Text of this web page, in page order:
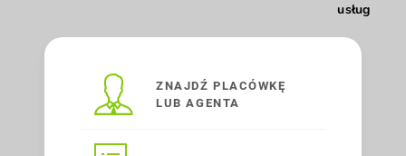
usług
ZNAJDŹ PLACÓWKĘ
LUB AGENTA